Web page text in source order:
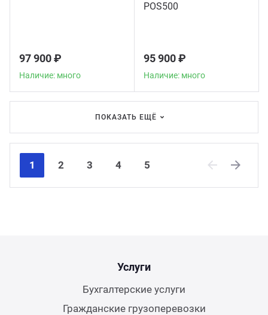
97 900 ₽
Наличие: много
POS500
95 900 ₽
Наличие: много
ПОКАЗАТЬ ЕЩЁ
1 2 3 4
5
Услуги
Бухгалтерские услуги
Гражданские грузоперевозки